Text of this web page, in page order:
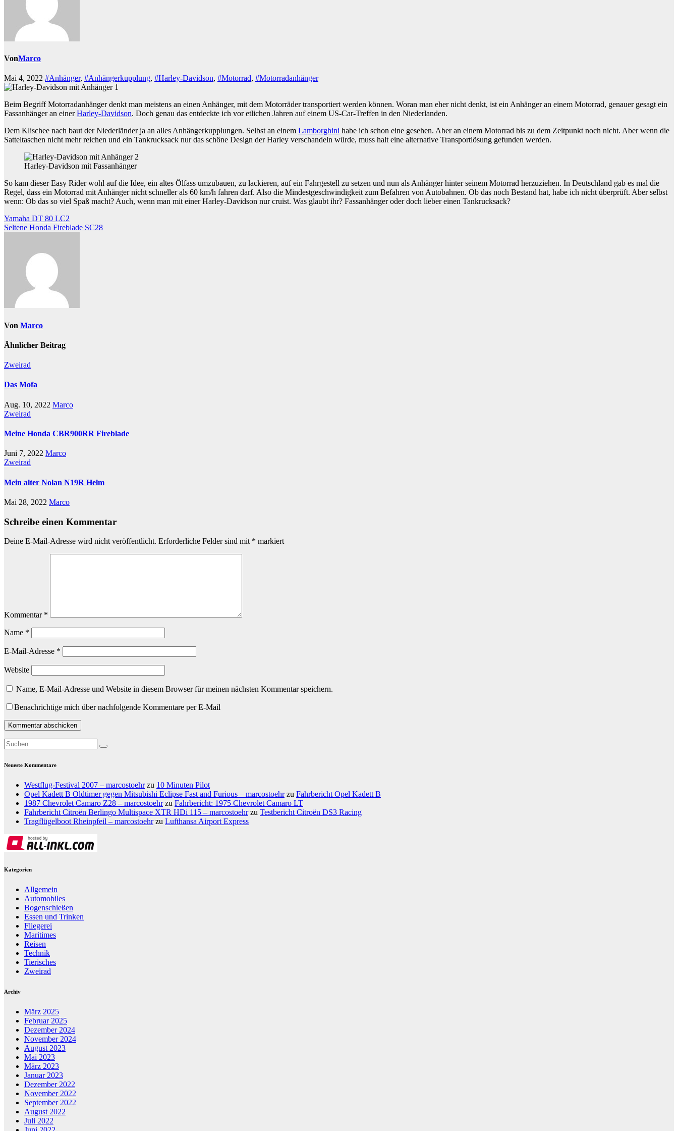
VonMarco
Mai 4, 2022 #Anhänger, #Anhängerkupplung, #Harley-Davidson, #Motorrad, #Motorradanhänger
Beim Begriff Motorradanhänger denkt man meistens an einen Anhänger, mit dem Motorräder transportiert werden können. Woran man eher nicht denkt, ist ein Anhänger an einem Motorrad, genauer gesagt ein
Fassanhänger an einerHarley-Davidson. Doch genau das entdeckte ich vor etlichen Jahren auf einem US-Car-Treffen in den Niederlanden.
Dem Klischee nach baut der Niederländer ja an alles Anhängerkupplungen. Selbst an einem Lamborghini habe ich schon eine gesehen. Aber an einem Motorrad bis zu dem Zeitpunkt noch nicht. Aber wenn die
Satteltaschen nicht mehr reichen und ein Tankrucksack nur das schöne Design der Harley verschandeln würde, muss halt eine alternative Transportlösung gefunden werden.
Harley-Davidson mit Fassanhänger
So kam dieser Easy Rider wohl auf die Idee, ein altes Ölfass umzubauen, zu lackieren, auf ein Fahrgestell zu setzen und nun als Anhänger hinter seinem Motorrad herzuziehen. In Deutschland gab es mal die
Regel, dass ein Motorrad mit Anhänger nicht schneller als 60 km/h fahren darf. Also die Mindestgeschwindigkeit zum Befahren von Autobahnen. Ob das noch Bestand hat, habe ich nicht überprüft. Aber selbst
wenn: Ob das so viel Spaß macht? Auch, wenn man mit einer Harley-Davidson nur cruist. Was glaubt ihr? Fassanhänger oder doch lieber einen Tankrucksack?
Beitragsnavigation
Yamaha DT 80 LC2
Seltene Honda Fireblade SC28
Von Marco
Ähnlicher Beitrag
Zweirad
Das Mofa
Aug. 10, 2022 Marco
Zweirad
Meine Honda CBR900RR Fireblade
Juni 7, 2022 Marco
Zweirad
Mein alter Nolan N19R Helm
Mai 28, 2022 Marco
Schreibe einen Kommentar
Deine E-Mail-Adresse wird nicht veröffentlicht. Erforderliche Felder sind mit * markiert
Kommentar *
Name *
E-Mail-Adresse *
Website
Name, E-Mail-Adresse und Website in diesem Browser für meinen nächsten Kommentar speichern.
Benachrichtige mich über nachfolgende Kommentare per E-Mail
Neueste Kommentare
Westflug-Festival 2007 – marcostoehrzu 10 Minuten Pilot
Opel Kadett B Oldtimer gegen Mitsubishi Eclipse Fast and Furious – marcostoehrzu Fahrbericht Opel Kadett B
1987 Chevrolet Camaro Z28 – marcostoehrzu Fahrbericht: 1975 Chevrolet Camaro LT
Fahrbericht Citroën Berlingo Multispace XTR HDi 115 – marcostoehrzu Testbericht Citroën DS3 Racing
Tragflügelboot Rheinpfeil – marcostoehrzu Lufthansa Airport Express
Kategorien
Allgemein
Automobiles
Bogenschießen
Essen und Trinken
Fliegerei
Maritimes
Reisen
Technik
Tierisches
Zweirad
Archiv
März 2025
Februar 2025
Dezember 2024
November 2024
August 2023
Mai 2023
März 2023
Januar 2023
Dezember 2022
November 2022
September 2022
August 2022
Juli 2022